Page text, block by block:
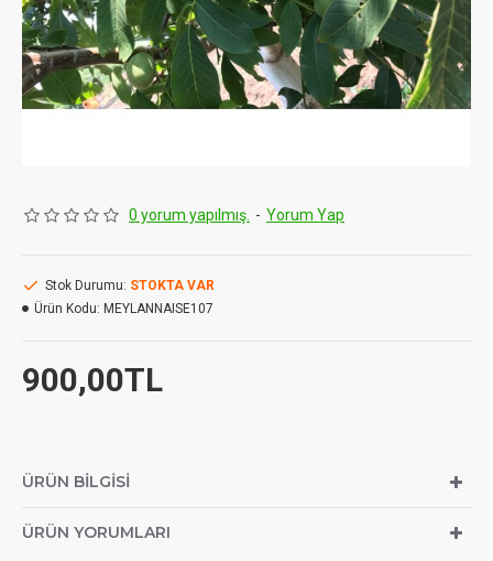
0 yorum yapılmış. - Yorum Yap
900,00TL
Stok Durumu: STOKTA VAR
Ürün Kodu: MEYLANNAISE107
ÜRÜN BILGISI
ÜRÜN YORUMLARI